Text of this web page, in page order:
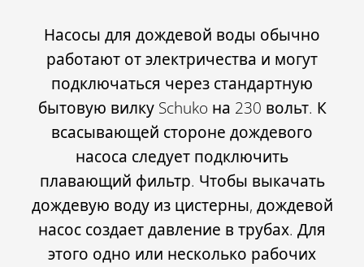
Насосы для дождевой воды обычно
работают от электричества и могут
подключаться через стандартную
бытовую вилку Schuko на 230 вольт. К
всасывающей стороне дождевого
насоса следует подключить
плавающий фильтр. Чтобы выкачать
дождевую воду из цистерны, дождевой
насос создает давление в трубах. Для
этого одно или несколько рабочих